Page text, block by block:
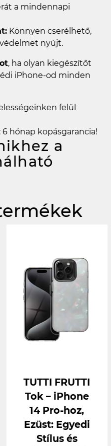
a mindennapi
Könnyen cserélhető,
nyújt.
, ha olyan kiegészítőt
iPhone-od minden
felül
hónap kopásgarancia!
a
TUTTI FRUTTI
Tok – iPhone
14 Pro-hoz,
Ezüst: Egyedi
Stílus és